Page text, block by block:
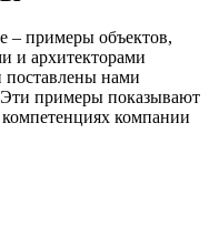
– примеры объектов,
и архитекторами
нами
Эти примеры показывают
компании